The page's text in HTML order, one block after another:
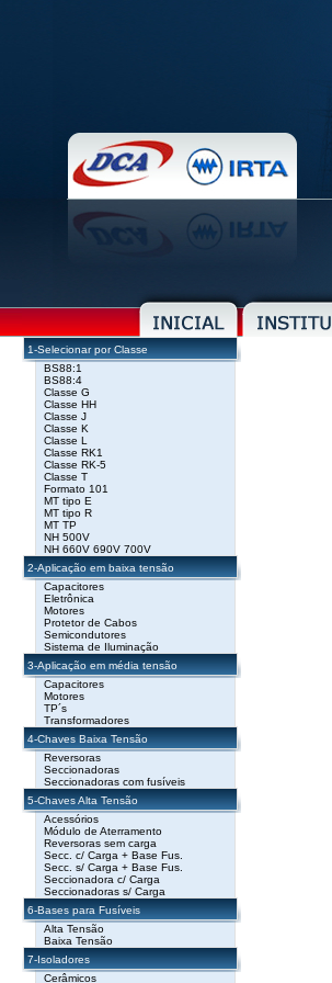
1-Selecionar por Classe
BS88:1
BS88:4
Classe G
Classe HH
Classe J
Classe K
Classe L
Classe RK1
Classe RK-5
Classe T
Formato 101
MT tipo E
MT tipo R
MT TP
NH 500V
NH 660V 690V 700V
2-Aplicação em baixa tensão
Capacitores
Eletrônica
Motores
Protetor de Cabos
Semicondutores
Sistema de Iluminação
3-Aplicação em média tensão
Capacitores
Motores
TP´s
Transformadores
4-Chaves Baixa Tensão
Reversoras
Seccionadoras
Seccionadoras com fusíveis
5-Chaves Alta Tensão
Acessórios
Módulo de Aterramento
Reversoras sem carga
Secc. c/ Carga + Base Fus.
Secc. s/ Carga + Base Fus.
Seccionadora c/ Carga
Seccionadoras s/ Carga
6-Bases para Fusíveis
Alta Tensão
Baixa Tensão
7-Isoladores
Cerâmicos